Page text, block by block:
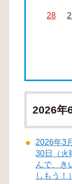
28
2026年
2026年3
30日（火
んで、き
しもう！）